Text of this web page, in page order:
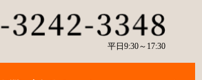
平日9:30～17:30